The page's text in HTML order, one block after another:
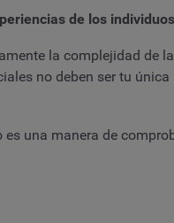
de los
la complejidad de
no deben ser tu
una manera de